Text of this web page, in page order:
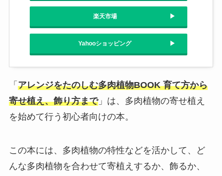
楽天市場
Yahooショッピング
「 アレンジをたのしむ多肉植物BOOK 育て方から
寄せ植え、飾り方まで」は、多肉植物の寄せ植え
を始めて行う初心者向けの本。
この本には、多肉植物の特性などを活かして、ど
んな多肉植物を合わせて寄植えするか、飾るか、